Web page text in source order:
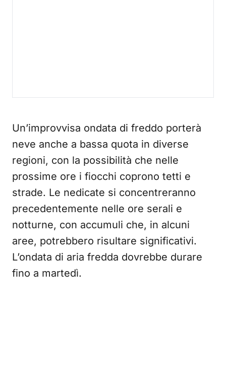
Un’improvvisa ondata di freddo porterà
neve anche a bassa quota in diverse
regioni, con la possibilità che nelle
prossime ore i fiocchi coprono tetti e
strade. Le nedicate si concentreranno
precedentemente nelle ore serali e
notturne, con accumuli che, in alcuni
aree, potrebbero risultare significativi.
L’ondata di aria fredda dovrebbe durare
fino a martedì.